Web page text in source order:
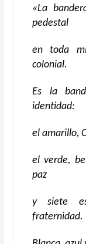
«La
pedestal
en toda
colonial.
Es la
identidad:
el amarillo,
el verde,
paz
y siete
fraternidad.